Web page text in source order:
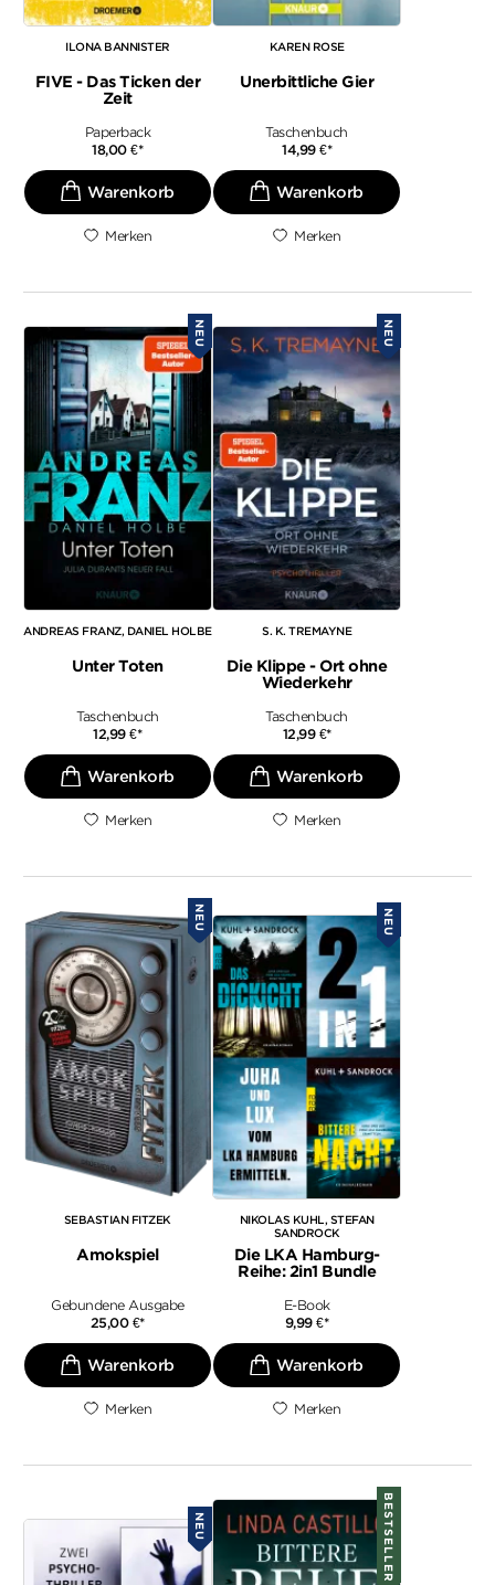
ILONA BANNISTER
FIVE - Das Ticken der
Zeit
Paperback
18,00€*
Merken
KAREN ROSE
Unerbittliche Gier
Taschenbuch
14,99€*
Merken
NEU
ANDREAS FRANZ DANIEL HOLBE
Unter Toten
Taschenbuch
12,99€*
Merken
NEU
S. K. TREMAYNE
Die Klippe - Ort ohne
Wiederkehr
Taschenbuch
12,99 €*
Merken
NEU
SEBASTIAN FITZEK
Amokspiel
Gebundene Ausgabe
25,00 €*
Merken
NEU
NIKOLAS KUHL STEFAN
SANDROCK
Die LKA Hamburg-
Reihe: 2in1 Bundle
E-Book
9,99€*
Merken
NEU BESTSELLER